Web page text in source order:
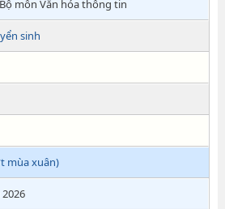
môn Văn hóa thông tin
sinh
mùa xuân)